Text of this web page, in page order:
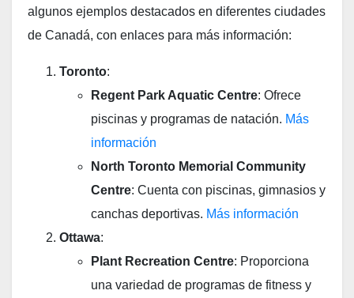
algunos ejemplos destacados en diferentes ciudades
de Canadá, con enlaces para más información:
Toronto:
Regent Park Aquatic Centre: Ofrece
piscinas y programas de natación. Más
información
North Toronto Memorial Community
Centre: Cuenta con piscinas, gimnasios y
canchas deportivas. Más información
Ottawa:
Plant Recreation Centre: Proporciona
una variedad de programas de fitness y